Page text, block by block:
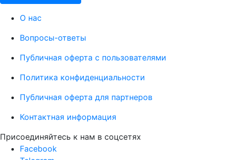
О нас
Вопросы-ответы
Публичная оферта с пользователями
Политика конфиденциальности
Публичная оферта для партнеров
Контактная информация
Присоединяйтесь к нам в соцсетях
Facebook